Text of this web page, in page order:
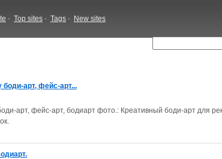
- Top sites - Tags - New sites
арт, фейс-арт...
арт, фейс-арт, бодиарт фото.: Креативный боди-арт для